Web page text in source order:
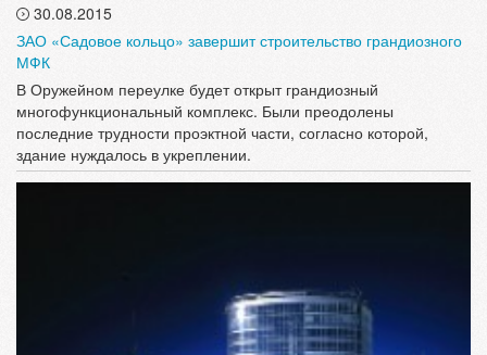
30.08.2015
ЗАО «Садовое кольцо» завершит строительство грандиозного
МФК
В Оружейном переулке будет открыт грандиозный
многофункциональный комплекс. Были преодолены
последние трудности проэктной части, согласно которой,
здание нуждалось в укреплении.